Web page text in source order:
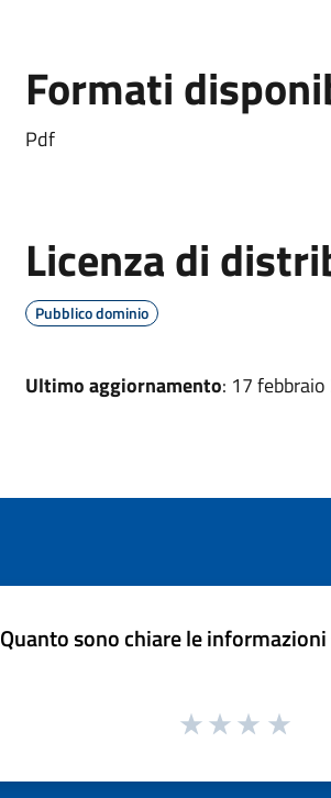
Formati
Pdf
Licenza di
Pubblico dominio
Ultimo aggiornamento: 17
Quanto sono chiare le